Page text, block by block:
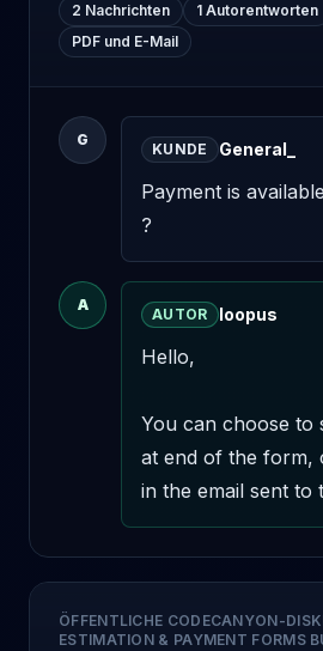
2 Nachrichten 1 Autorentworten
PDF und E-Mail
G
KUNDE General_
Payment is
?
A
AUTOR loopus
Hello,
You can choose to
at end of the form,
in the email sent to
ÖFFENTLICHE CODECANYON-
ESTIMATION & PAYMENT FORMS